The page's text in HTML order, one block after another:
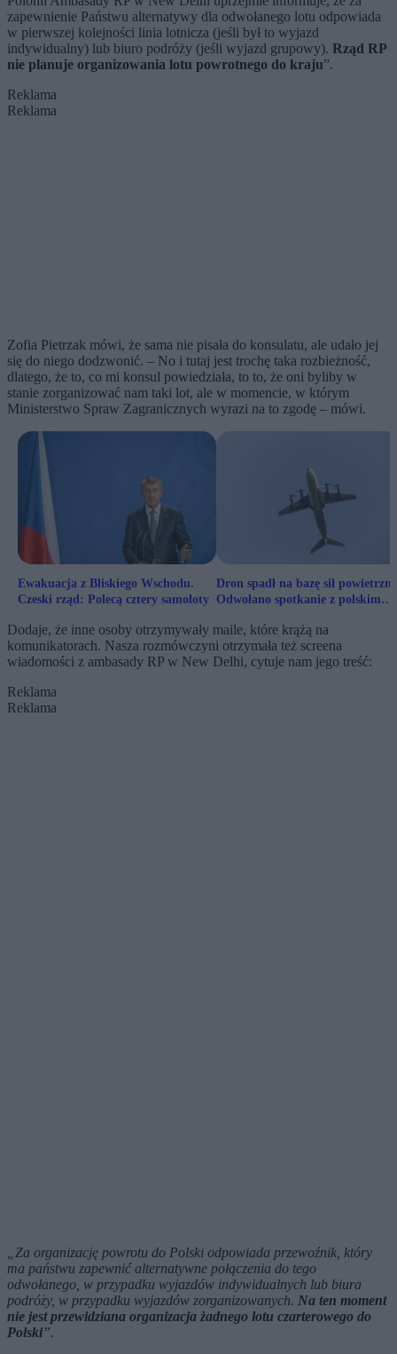
zapewnienie Państwu alternatywy dla odwołanego lotu odpowiada
w pierwszej kolejności linia lotnicza (jeśli był to wyjazd
indywidualny) lub biuro podróży (jeśli wyjazd grupowy). Rząd RP
nie planuje organizowania lotu powrotnego do kraju”.
Reklama
Reklama
Zofia Pietrzak mówi, że sama nie pisała do konsulatu, ale udało jej
się do niego dodzwonić. – No i tutaj jest trochę taka rozbieżność,
dlatego, że to, co mi konsul powiedziała, to to, że oni byliby w
stanie zorganizować nam taki lot, ale w momencie, w którym
Ministerstwo Spraw Zagranicznych wyrazi na to zgodę – mówi.
Ewakuacja z Bliskiego Wschodu.
Czeski rząd: Polecą cztery samoloty
Dron spadł na bazę sił
Odwołano spotkanie z polskim
Dodaje, że inne osoby otrzymywały maile, które krążą na
komunikatorach. Nasza rozmówczyni otrzymała też screena
wiadomości z ambasady RP w New Delhi, cytuje nam jego treść:
Reklama
Reklama
„Za organizację powrotu do Polski odpowiada przewoźnik, który
ma państwu zapewnić alternatywne połączenia do tego
odwołanego, w przypadku wyjazdów indywidualnych lub biura
podróży, w przypadku wyjazdów zorganizowanych. Na ten moment
nie jest przewidziana organizacja żadnego lotu czarterowego do
Polski”.